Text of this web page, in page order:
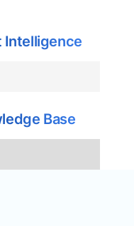
Intelligence
Base